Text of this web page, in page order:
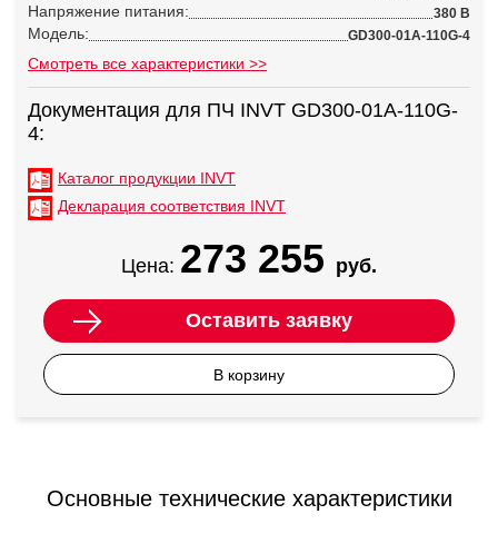
Напряжение питания: 380 В
Модель: GD300-01A-110G-4
Смотреть все характеристики >>
Документация для ПЧ INVT GD300-01A-110G-
4:
Каталог продукции INVT
Декларация соответствия INVT
Цена: 273 255 руб.
Оставить заявку
В корзину
Основные технические характеристики